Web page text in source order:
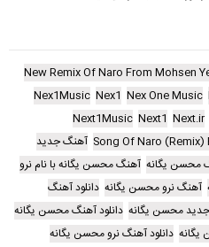
New Remix Of Naro From Mohsen
Nex One Music
Nex1
Nex1Music
Next.ir
Next1
Next1Music
Song Of Naro آهنگ جدید
محسن یگانه آهنگ محسن یگانه با نام نرو
آهنگ نرو محسن یگانه دانلود آهنگ
جدید محسن یگانه دانلود آهنگ محسن یگانه
یگانه دانلود آهنگ نرو محسن یگانه